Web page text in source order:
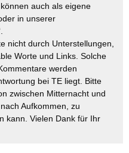
auch als eigene
in unserer
nicht durch Unterstellungen,
Worte und Links. Solche
werden
bei TE liegt. Bitte
zwischen Mitternacht und
Aufkommen, zu
kann. Vielen Dank für Ihr